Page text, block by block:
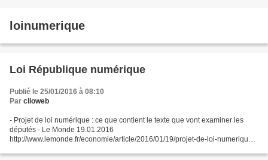
loinumerique
Loi République numérique
Publié le 25/01/2016 à 08:10
Par clioweb
- Projet de loi numérique : ce que contient le texte que vont examiner les
députés - Le Monde 19.01.2016
http://www.lemonde.fr/economie/article/2016/01/19/projet-de-loi-numerique-
deputes_4849704_3234.html...